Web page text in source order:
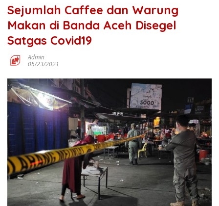
Sejumlah Caffee dan Warung
Makan di Banda Aceh Disegel
Satgas Covid19
Admin
05/23/2021